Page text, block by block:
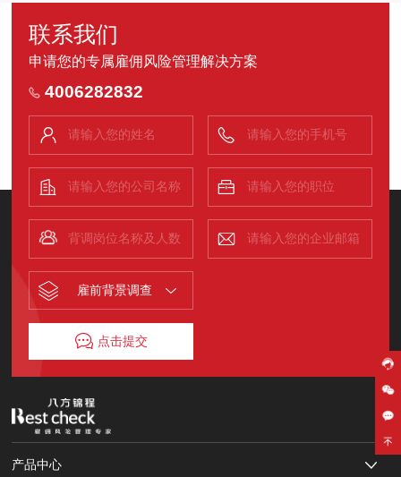
联系我们
申请您的专属雇佣风险管理解决方案
4006282832
雇前背景调查
点击提交
产品中心